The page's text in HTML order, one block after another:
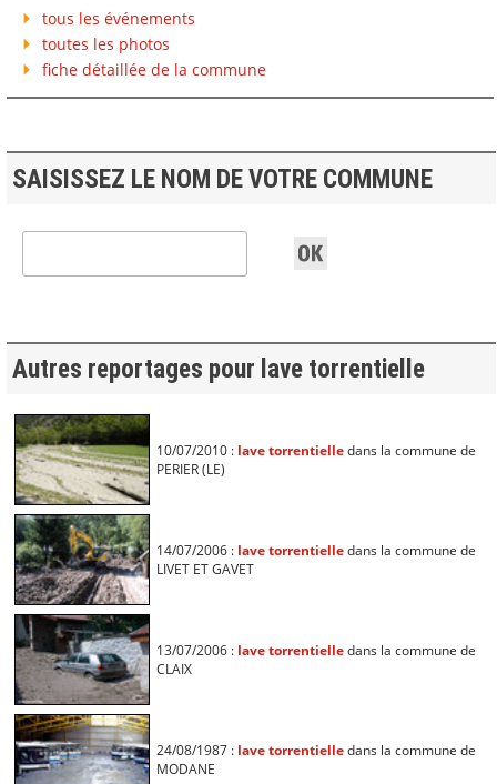
tous les événements
toutes les photos
fiche détaillée de la commune
SAISISSEZ LE NOM DE VOTRE COMMUNE
Autres reportages pour lave torrentielle
10/07/2010 : lave torrentielledans la commune de
PERIER (LE)
14/07/2006 : lave torrentielledans la commune de
LIVET ET GAVET
13/07/2006 : lave torrentielledans la commune de
CLAIX
24/08/1987 : lave torrentielledans la commune de
MODANE